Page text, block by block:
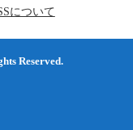
について
Reserved.